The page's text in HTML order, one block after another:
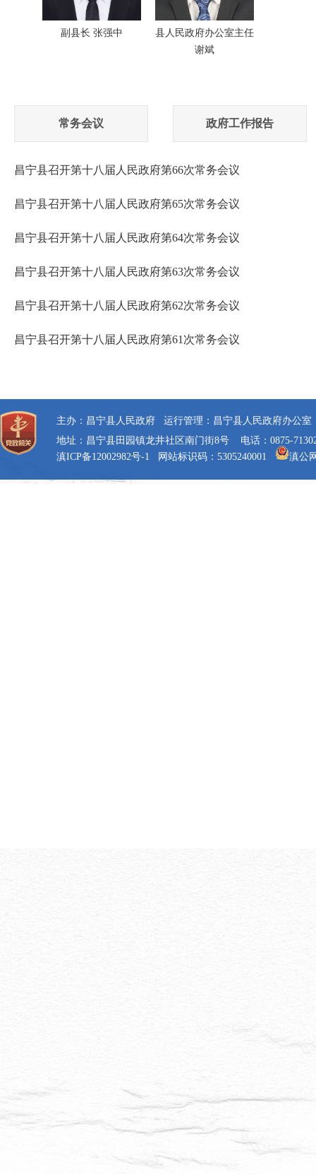
副县长 张强中
县人民政府办公室主任
谢斌
常务会议 政府工作报告
昌宁县召开第十八届人民政府第66次常务会议
昌宁县召开第十八届人民政府第65次常务会议
昌宁县召开第十八届人民政府第64次常务会议
昌宁县召开第十八届人民政府第63次常务会议
昌宁县召开第十八届人民政府第62次常务会议
昌宁县召开第十八届人民政府第61次常务会议